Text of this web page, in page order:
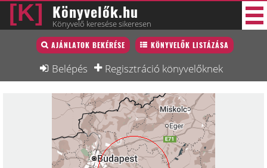
Könyvelők.hu
Könyvelő keresése sikeresen
AJÁNLATOK BEKÉRÉSE KÖNYVELŐK LISTÁZÁSA
Belépés Regisztráció könyvelőknek
Könyvelő lista
Könyvelési munkák